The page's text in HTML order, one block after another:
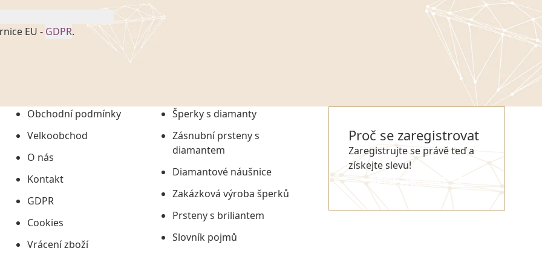
EU - GDPR.
č. 101/2000 Sb. v
uchováním veškerých
údajů či jako jeho
informací, nejdéle
Obchodní podmínky
Velkoobchod
O nás
Kontakt
GDPR
Cookies
Vrácení zboží
Šperky s diamanty
Zásnubní prsteny s
diamantem
Diamantové náušnice
Zakázková výroba šperků
Prsteny s briliantem
Slovník pojmů
Proč se zaregistrovat
Zaregistrujte se právě teď a
získejte slevu!
REGISTROVAT SE